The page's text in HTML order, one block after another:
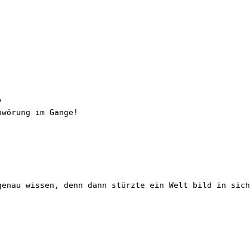
im Gange!
wissen, denn dann stürzte ein Welt bild in sich